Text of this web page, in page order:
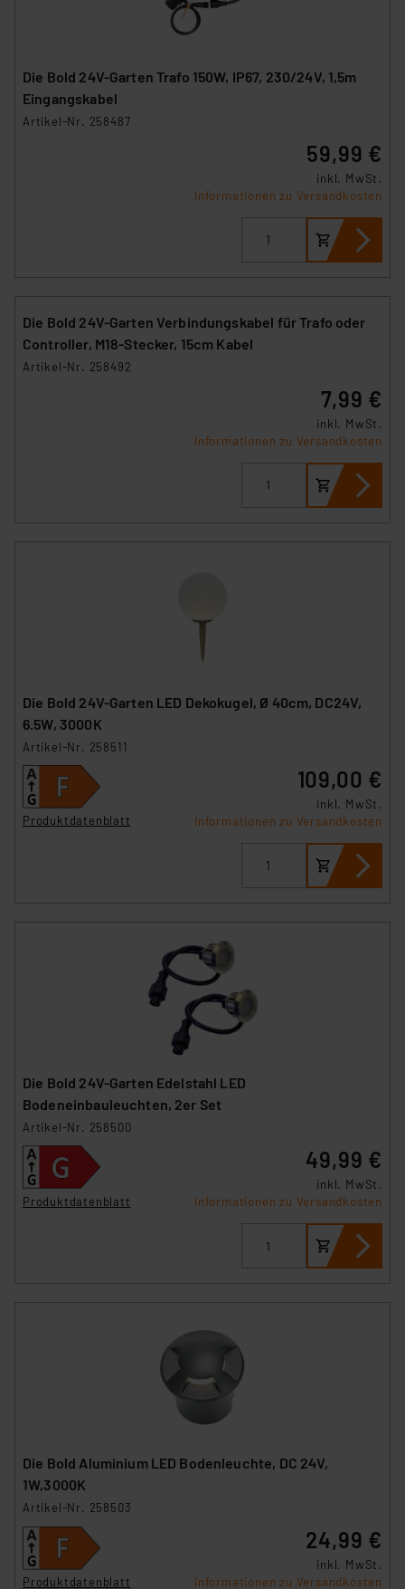
Die Bold 24V-Garten Trafo 150W, IP67, 230/24V, 1,5m
Eingangskabel
Artikel-Nr. 258487
59,99 €
inkl. MwSt.
Informationen zu Versandkosten
Die Bold 24V-Garten Verbindungskabel für Trafo oder
Controller, M18-Stecker, 15cm Kabel
Artikel-Nr. 258492
7,99 €
inkl. MwSt.
Informationen zu Versandkosten
Die Bold 24V-Garten LED Dekokugel, Ø 40cm, DC24V,
6.5W, 3000K
Artikel-Nr. 258511
Produktdatenblatt
109,00 €
inkl. MwSt.
Informationen zu Versandkosten
Die Bold 24V-Garten Edelstahl LED
Bodeneinbauleuchten, 2er Set
Artikel-Nr. 258500
Produktdatenblatt
49,99 €
inkl. MwSt.
Informationen zu Versandkosten
Die Bold Aluminium LED Bodenleuchte, DC 24V,
1W,3000K
Artikel-Nr. 258503
Produktdatenblatt
24,99 €
inkl. MwSt.
Informationen zu Versandkosten